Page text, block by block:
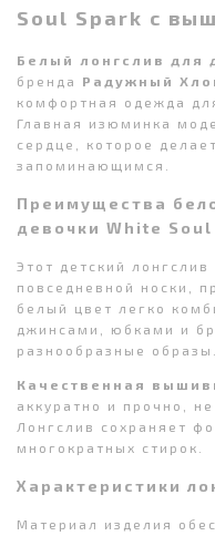
Soul Spark с
Белый лонгслив для
бренда Радужный
комфортная одежда
Главная изюминка
сердце, которое
запоминающимся.
Преимущества
девочки White Soul
Этот детский
повседневной носки,
белый цвет легко
джинсами, юбками и
разнообразные образы.
Качественная
аккуратно и прочно,
Лонгслив сохраняет
многократных стирок.
Характеристики
Материал изделия